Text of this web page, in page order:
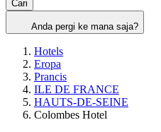
Cari
Anda pergi ke mana saja?
Hotels
Eropa
Prancis
ILE DE FRANCE
HAUTS-DE-SEINE
Colombes Hotel